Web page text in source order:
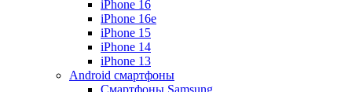
iPhone 16
iPhone 16e
iPhone 15
iPhone 14
iPhone 13
Android cмартфоны
Смартфоны Samsung